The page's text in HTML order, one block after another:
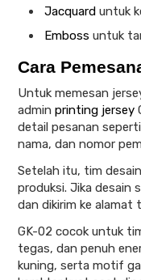
Jacquard untuk
Emboss untuk
Cara
Untuk memesan
admin printing jersey
detail pesanan
nama, dan nomor
Setelah itu, tim
produksi. Jika desain
dan dikirim ke alamat
GK-02 cocok untuk
tegas, dan penuh
kuning, serta motif